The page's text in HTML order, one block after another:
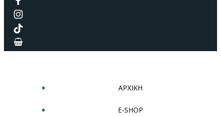
ΑΡΧΙΚΗ
E-SHOP